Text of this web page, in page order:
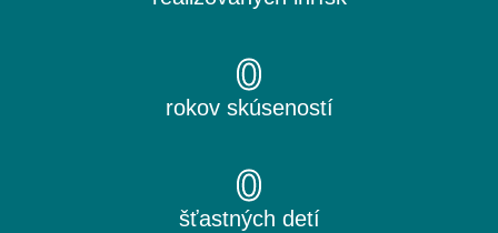
rokov skúseností
0
šťastných detí
0